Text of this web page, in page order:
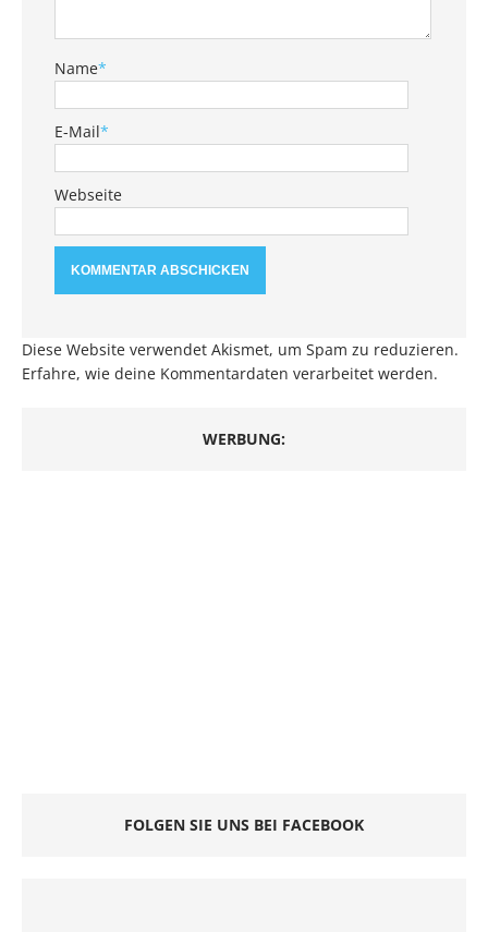
Name*
E-Mail*
Webseite
Diese Website verwendet Akismet, um Spam zu reduzieren.
Erfahre, wie deine Kommentardaten verarbeitet werden.
WERBUNG:
FOLGEN SIE UNS BEI FACEBOOK